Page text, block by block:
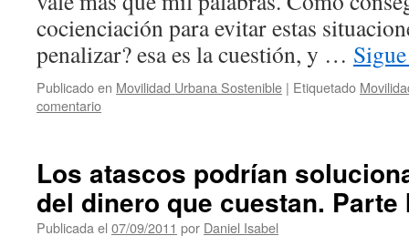
cocienciación para evitar estas
penalizar? esa es la cuestión, y …
Publicado en Movilidad Urbana Sostenible | Etiquetado
comentario
Los atascos podrían
del dinero que cuestan.
Publicada el 07/09/2011 por Daniel Isabel